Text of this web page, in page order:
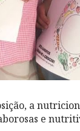
a
e